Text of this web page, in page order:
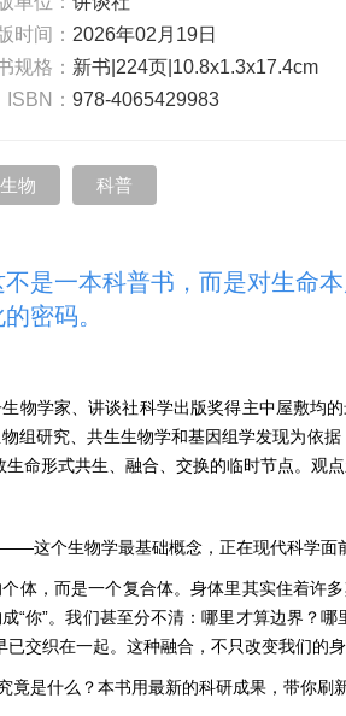
时间： 2026年02月19日
规格： 新书|224页|10.8x1.3x17.4cm
ISBN： 978-4065429983
生物 科普
是一本科普书，而是对生命
密码。
物学家、讲谈社科学出版奖得主中屋敷均
组研究、共生生物学和基因组学发现为依
命形式共生、融合、交换的临时节点。观
这个生物学最基础概念，正在现代科学面
体，而是一个复合体。身体里其实住着
“你”。我们甚至分不清：哪里才算边界？
已交织在一起。这种融合，不只改变我们的
竟是什么？本书用最新的科研成果，带你刷